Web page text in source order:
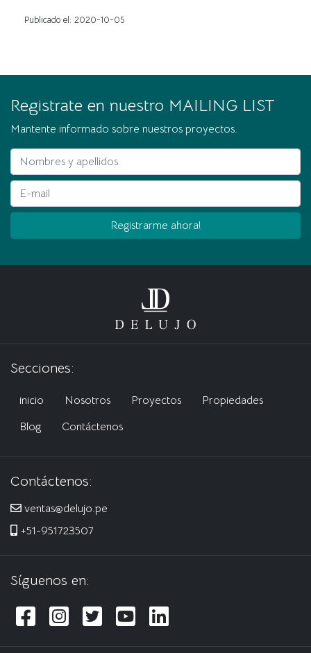
Publicado el: 2020-10-05
Registrate en nuestro MAILING LIST
Mantente informado sobre nuestros proyectos.
Nombres y apellidos
E-mail
Registrarme ahora!
Secciones:
inicio Nosotros Proyectos
Propiedades
Blog
Contáctenos
Contáctenos:
ventas@delujo.pe
+51-951723507
Síguenos en: